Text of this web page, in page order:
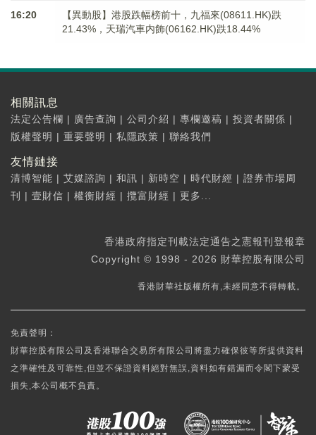
16:20
【異動股】港股跌幅榜前十，九福來(08611.HK)跌
21.43%，天瑞汽車内飾(06162.HK)跌18.44%
相關訊息
法定公告欄 | 廣告查詢 | 公司介紹 | 專欄邀稿 | 投資者關係 |
版權聲明 | 重要聲明 | 私隱政策 | 聯絡我們
友情鏈接
清博智能 | 艾媒諮詢 | 和訊 | 新時空 | 時代財經 | 證券市場周
刊
| 壹財信 | 權衡財經 | 攬富財經 | 更多...
香港政府指定刊載法定通告之憲報刊登報章
Copyright © 1998 - 2026 財華控股有限公司
香港財華社版權所有,未經同意不得轉載。
免責聲明：
財華控股有限公司及香港聯合交易所有限公司將盡力確保彼等所提供資料
之準確性及可靠性,但並不保證資料絕對無誤,資料如有錯漏而令閣下蒙受
損失,本公司概不負責。